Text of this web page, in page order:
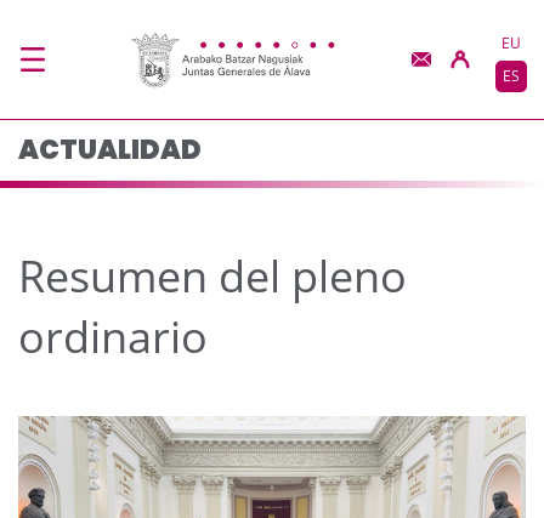
Resumen del pleno
EU
ES
ACTUALIDAD
Resumen del pleno
ordinario